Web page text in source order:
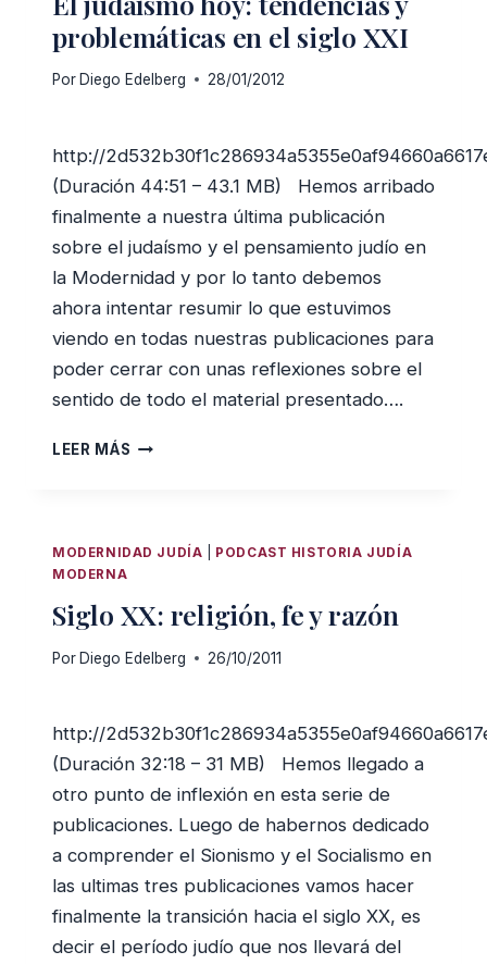
problemáticas en el siglo XXI
Por Diego Edelberg 28/01/2012
http://
(Duración 44:51 – 43.1 MB) Hemos arribado
finalmente a nuestra última publicación
sobre el judaísmo y el pensamiento judío en
la Modernidad y por lo tanto debemos
ahora intentar resumir lo que estuvimos
viendo en todas nuestras publicaciones para
poder cerrar con unas reflexiones sobre el
sentido de todo el material presentado….
LEER MÁS
PROBLEMÁTICAS
EL
XXI
MODERNIDAD JUDÍA
PODCAST HISTORIA JUDÍA
MODERNA
Siglo XX: religión, fe y razón
PorDiego Edelberg 26/10/2011
http://
(Duración 32:18 – 31 MB) Hemos llegado a
otro punto de inflexión en esta serie de
publicaciones. Luego de habernos dedicado
a comprender el Sionismo y el Socialismo en
las ultimas tres publicaciones vamos hacer
finalmente la transición hacia el siglo XX, es
decir el período judío que nos llevará del